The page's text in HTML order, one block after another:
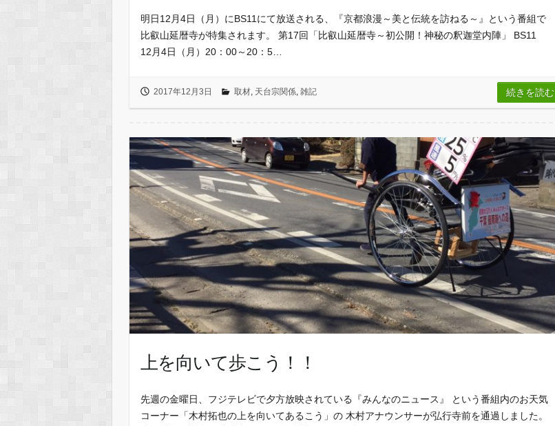
明日12月4日（月）にBS11にて放送される、『京都浪漫～美と伝統を訪ねる～』という番組で
比叡山延暦寺が特集されます。 第17回「比叡山延暦寺～初公開！神秘の釈迦堂内陣」 BS11
12月4日（月）20：00～20：5…
2017年12月3日 取材, 天台宗関係, 雑記 続きを読む
上を向いて歩こう！！
先週の金曜日、フジテレビで夕方放映されている『みんなのニュース』 という番組内のお天気
コーナー「木村拓也の上を向いてあるこう」の 木村アナウンサーが弘行寺前を通過しました。